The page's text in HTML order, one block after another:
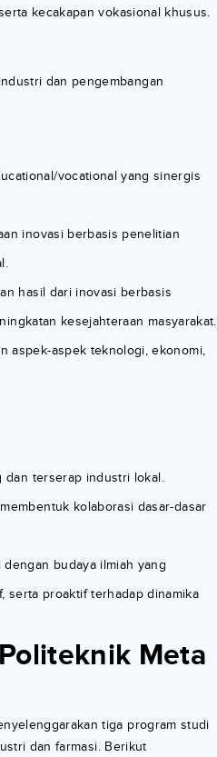
kecakapan vokasional khusus.
dan pengembangan
vocational yang sinergis
inovasi berbasis penelitian
hasil dari inovasi berbasis
kesejahteraan masyarakat.
aspek-aspek teknologi, ekonomi,
dan terserap industri lokal.
kolaborasi dasar-dasar
budaya ilmiah yang
serta proaktif terhadap dinamika
Meta
tiga program studi
dan farmasi. Berikut